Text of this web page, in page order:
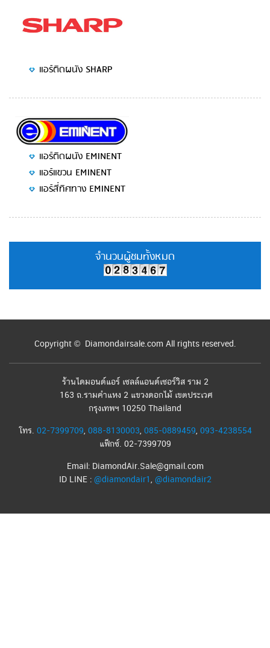
แอร์ติดผนัง SHARP
แอร์ติดผนัง EMINENT
แอร์แขวน EMINENT
แอร์สี่ทิศทาง EMINENT
จำนวนผู้ชมทั้งหมด
Copyright © Diamondairsale.com All rights reserved.
ร้านไดมอนด์แอร์ เซลล์แอนด์เซอร์วิส ราม 2
163 ถ.รามคำแหง 2 แขวงดอกไม้ เขตประเวศ
กรุงเทพฯ 10250 Thailand
โทร. 02-7399709, 088-8130003, 085-0889459, 093-4238554
แฟ็กซ์. 02-7399709
Email: DiamondAir.Sale@gmail.com
ID LINE : @diamondair1 , @diamondair2